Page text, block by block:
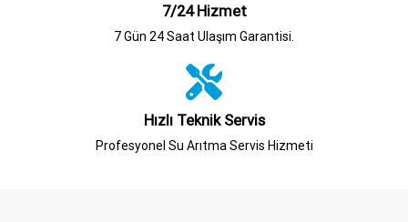
7/24 Hizmet
7 Gün 24 Saat Ulaşım Garantisi.
Hızlı Teknik Servis
Profesyonel Su Arıtma Servis Hizmeti